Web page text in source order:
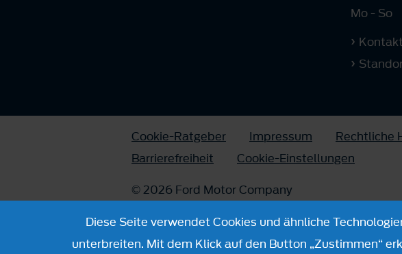
Mo - So
Cookie-Ratgeber Impressum Rechtliche
Barrierefreiheit
Cookie-Einstellungen
© 2026 Ford Motor Company
Diese Seite verwendet Cookies und ähnliche
unterbreiten. Mit dem Klick auf den Button „Zustimmen“